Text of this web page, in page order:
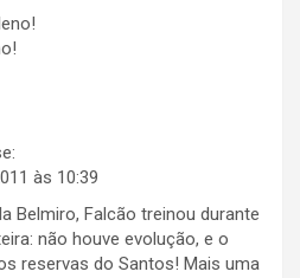
às 10:39
Belmiro, Falcão treinou durante
não houve evolução, e o
reservas do Santos! Mais uma